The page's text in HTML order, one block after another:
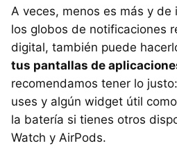
A veces, menos es más y
los globos de notificaciones
digital, también puede
tus pantallas de
recomendamos tener lo
uses y algún widget útil
la batería si tienes otros
Watch y AirPods.